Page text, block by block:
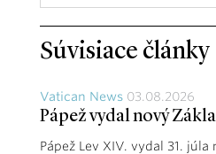
Súvisiace články
Vatican News 03.08.2026
Pápež vydal nový
Pápež Lev XIV. vydal 31.